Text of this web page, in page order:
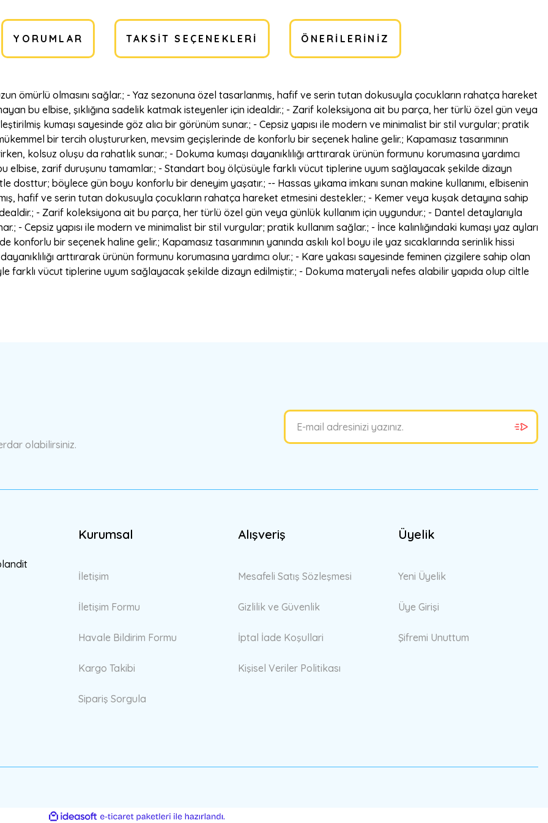
YORUMLAR TAKSIT SEÇENEKLERI ÖNERILERINIZ
ömürlü olmasını sağlar.; - Yaz sezonuna özel tasarlanmış, hafif ve serin tutan dokusuyla çocukların rahatça hareket
bu elbise, şıklığına sadelik katmak isteyenler için idealdir.; - Zarif koleksiyona ait bu parça, her türlü özel gün veya
kumaşı sayesinde göz alıcı bir görünüm sunar.; - Cepsiz yapısı ile modern ve minimalist bir stil vurgular; pratik
bir tercih oluştururken, mevsim geçişlerinde de konforlu bir seçenek haline gelir.; Kapamasız tasarımının
kolsuz oluşu da rahatlık sunar.; - Dokuma kumaşı dayanıklılığı arttırarak ürünün formunu korumasına yardımcı
elbise, zarif duruşunu tamamlar.; - Standart boy ölçüsüyle farklı vücut tiplerine uyum sağlayacak şekilde dizayn
dosttur; böylece gün boyu konforlu bir deneyim yaşatır.; -- Hassas yıkama imkanı sunan makine kullanımı, elbisenin
hafif ve serin tutan dokusuyla çocukların rahatça hareket etmesini destekler.; - Kemer veya kuşak detayına sahip
- Zarif koleksiyona ait bu parça, her türlü özel gün veya günlük kullanım için uygundur.; - Dantel detaylarıyla
- Cepsiz yapısı ile modern ve minimalist bir stil vurgular; pratik kullanım sağlar.; - İnce kalınlığındaki kumaşı yaz ayları
bir seçenek haline gelir.; Kapamasız tasarımının yanında askılı kol boyu ile yaz sıcaklarında serinlik hissi
arttırarak ürünün formunu korumasına yardımcı olur.; - Kare yakası sayesinde feminen çizgilere sahip olan
farklı vücut tiplerine uyum sağlayacak şekilde dizayn edilmiştir.; - Dokuma materyali nefes alabilir yapıda olup ciltle
olabilirsiniz.
Kurumsal
İletişim
İletişim Formu
Havale Bildirim Formu
Kargo Takibi
Sipariş Sorgula
Alışveriş
Mesafeli Satış Sözleşmesi
Gizlilik ve Güvenlik
İptal İade Koşullari
Kişisel Veriler Politikası
Üyelik
Yeni Üyelik
Üye Girişi
Şifremi Unuttum
ideasoft e-